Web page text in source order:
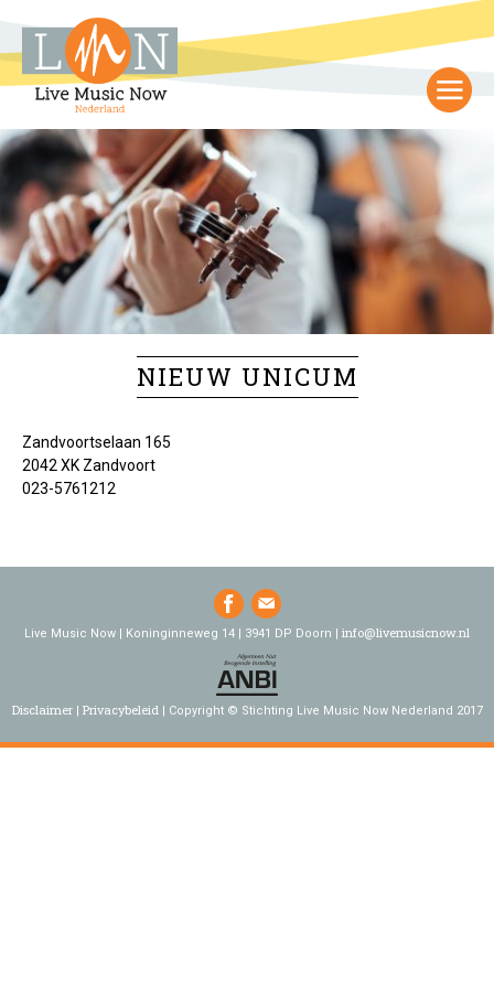
NIEUW UNICUM
Zandvoortselaan 165
2042 XK Zandvoort
023-5761212
Live Music Now | Koninginneweg 14 | 3941 DP Doorn | info@livemusicnow.nl
Disclaimer Privacybeleid Copyright © Stichting Live Music Now Nederland 2017